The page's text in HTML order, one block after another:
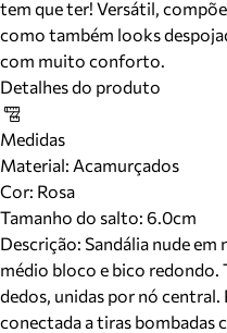
tem que ter! Versátil,
como também looks
com muito conforto.
Detalhes do produto
Medidas
Material: Acamurçados
Cor: Rosa
Tamanho do salto: 6.0cm
Descrição: Sandália nude
médio bloco e bico redondo.
dedos, unidas por nó
conectada a tiras bombadas